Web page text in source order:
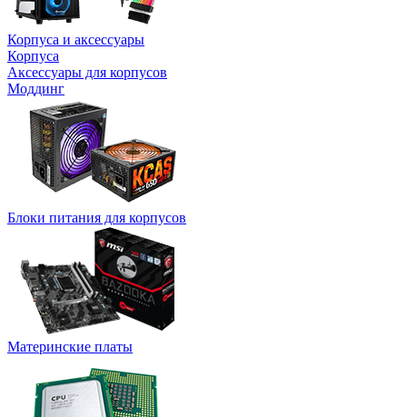
Корпуса и аксессуары
Корпуса
Аксессуары для корпусов
Моддинг
Блоки питания для корпусов
Материнские платы